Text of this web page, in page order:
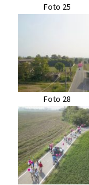
Foto 25
Foto 28